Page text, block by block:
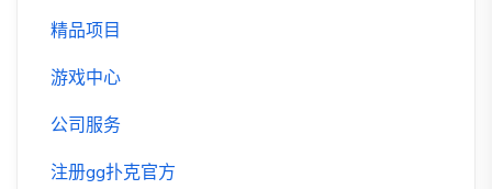
精品项目
游戏中心
公司服务
注册gg扑克官方